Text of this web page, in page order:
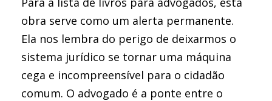
obra serve como um alerta permanente.
Ela nos lembra do perigo de deixarmos o
sistema jurídico se tornar uma máquina
cega e incompreensível para o cidadão
comum. O advogado é a ponte entre o